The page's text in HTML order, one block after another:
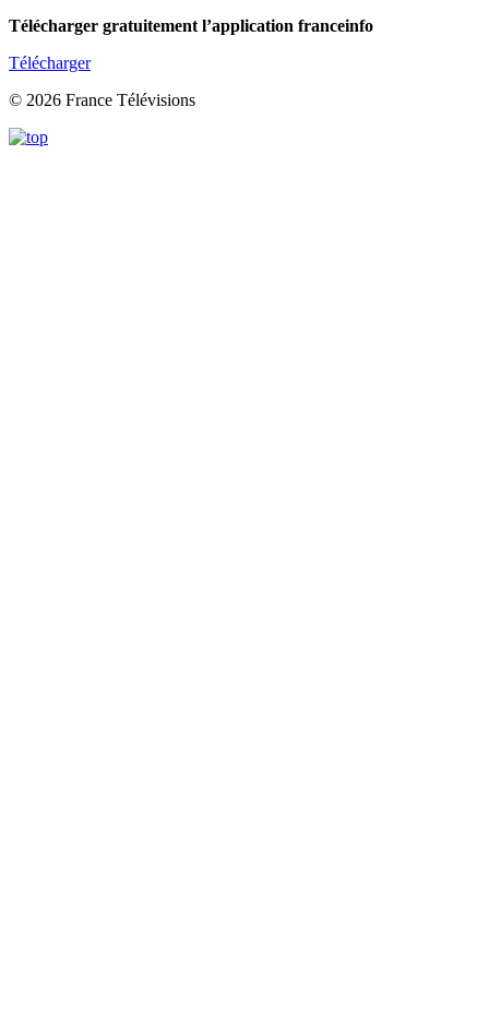
Télécharger gratuitement l’application franceinfo
Télécharger
© 2026 France Télévisions